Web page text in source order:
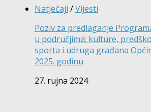
Natječaji /Vijesti
Poziv za predlaganje
u područjima: kulture,
sporta i udruga građana
2025. godinu
27. rujna 2024